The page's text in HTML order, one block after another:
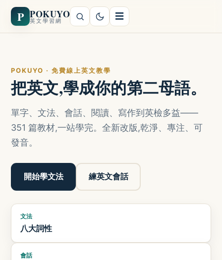
P POKUYO
英文學習網 ☰
POKUYO · 免費線上英文教學
把英文,學成你的第二母語。
單字、文法、會話、閱讀、寫作到英檢多益——
351 篇教材,一站學完。全新改版,乾淨、專注、可
發音。
開始學文法 練英文會話
文法
八大詞性
會話